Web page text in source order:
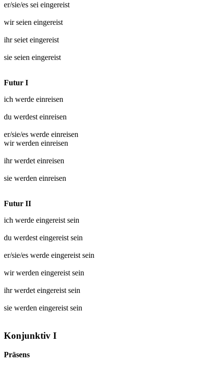
er/sie/es sei eingereist
wir seien eingereist
ihr seiet eingereist
sie seien eingereist
Futur I
ich werde einreisen
du werdest einreisen
er/sie/es werde einreisen
wir werden einreisen
ihr werdet einreisen
sie werden einreisen
Futur II
ich werde eingereist sein
du werdest eingereist sein
er/sie/es werde eingereist sein
wir werden eingereist sein
ihr werdet eingereist sein
sie werden eingereist sein
Konjunktiv I
Präsens